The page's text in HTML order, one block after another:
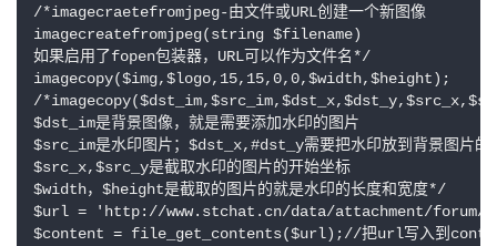
/*imagecraetefromjpeg-由文件或URL创建一个新图像
imagecreatefromjpeg(string $filename)
如果启用了fopen包装器，URL可以作为文件名*/
imagecopy($img,$logo,15,15,0,0,$width,$height);
/
$dst_im是背景图像，就是需要添加水印的图片
$src_im是水印图片；$dst_x,#dst_y需要把水印放到背景图片
$src_x,$src_y是截取水印的图片的开始坐标
$width，$height是截取的图片的就是水印的长度和宽度*/
$url = 'http://www.stchat.cn/data/attachment/forum/
$content = file_get_contents($url);//把url写入到content